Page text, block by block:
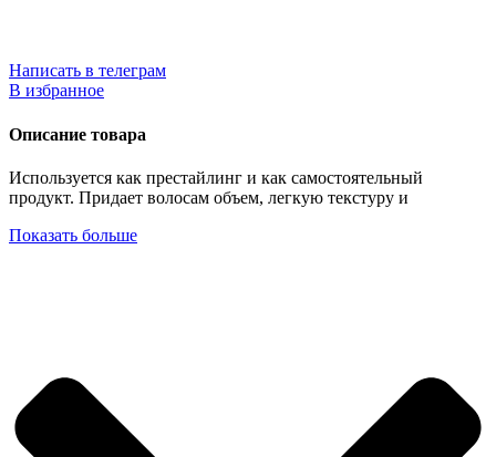
Написать в телеграм
В избранное
Описание товара
Используется как престайлинг и как самостоятельный
продукт. Придает волосам объем, легкую текстуру и
Показать больше